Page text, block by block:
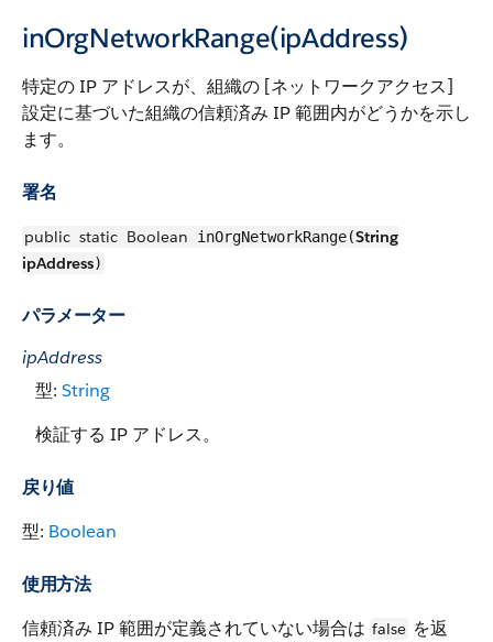
inOrgNetworkRange(ipAddress)
特定の IP アドレスが、組織の [ネットワークアクセス]
設定に基づいた組織の信頼済み IP 範囲内がどうかを示し
ます。
署名
public static Boolean inOrgNetworkRange(String
ipAddress)
パラメーター
ipAddress
型: String
検証する IP アドレス。
戻り値
型: Boolean
使用方法
信頼済み IP 範囲が定義されていない場合は false を返